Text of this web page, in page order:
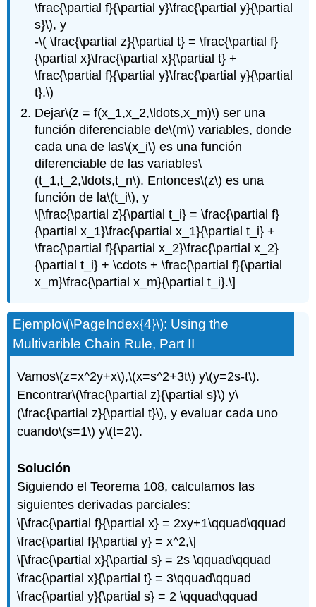
\frac{\partial f}{\partial y}\frac{\partial y}{\partial
s}\), y
-\( \frac{\partial z}{\partial t} = \frac{\partial f}
{\partial x}\frac{\partial x}{\partial t} +
\frac{\partial f}{\partial y}\frac{\partial y}{\partial
t}.\)
Dejar\(z = f(x_1,x_2,\ldots,x_m)\) ser una
función diferenciable de\(m\) variables, donde
cada una de las\(x_i\) es una función
diferenciable de las variables\
(t_1,t_2,\ldots,t_n\). Entonces\(z\) es una
función de la\(t_i\), y
\[\frac{\partial z}{\partial t_i} = \frac{\partial f}
{\partial x_1}\frac{\partial x_1}{\partial t_i} +
\frac{\partial f}{\partial x_2}\frac{\partial x_2}
{\partial t_i} + \cdots + \frac{\partial f}{\partial
x_m}\frac{\partial x_m}{\partial t_i}.\]
Ejemplo\(\PageIndex{4}\): Using the
Multivarible Chain Rule, Part II
Vamos\(z=x^2y+x\),\(x=s^2+3t\) y\(y=2s-t\).
Encontrar\(\frac{\partial z}{\partial s}\) y\
(\frac{\partial z}{\partial t}\), y evaluar cada uno
cuando\(s=1\) y\(t=2\).
Solución
Siguiendo el Teorema 108, calculamos las
siguientes derivadas parciales:
\[\frac{\partial f}{\partial x} = 2xy+1\qquad\qquad
\frac{\partial f}{\partial y} = x^2,\]
\[\frac{\partial x}{\partial s} = 2s \qquad\qquad
\frac{\partial x}{\partial t} = 3\qquad\qquad
\frac{\partial y}{\partial s} = 2 \qquad\qquad